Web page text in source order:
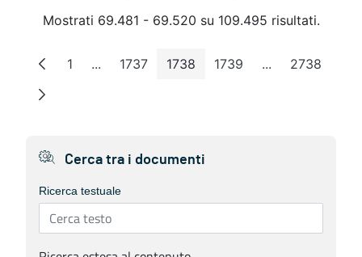
Mostrati 69.481 - 69.520 su 109.495 risultati.
Pagina
1 ...Pagine intermedie
Pagina
1737 Pagina
1738 Pagina
1739 ...PaginePagina
2738
Cerca tra i documenti
Ricerca testuale